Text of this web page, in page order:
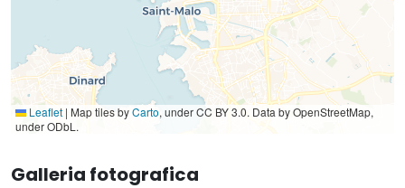
Leaflet | Map tiles byCarto, under CC BY 3.0. Data by OpenStreetMap,
under ODbL.
Galleria fotografica